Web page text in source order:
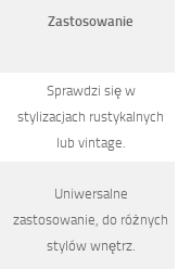
Zastosowanie
Sprawdzi się w
stylizacjach rustykalnych
lub vintage.
Uniwersalne
zastosowanie, do różnych
stylów wnętrz.